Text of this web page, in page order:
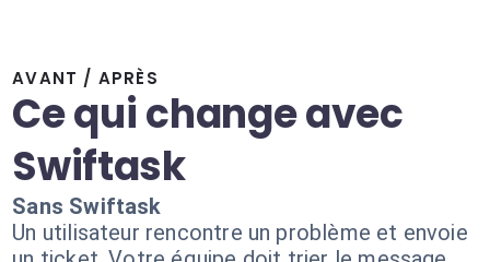
AVANT / APRÈS
Ce qui change avec
Swiftask
Sans Swiftask
Un utilisateur rencontre un problème et envoie